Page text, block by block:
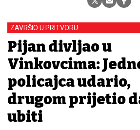
ZAVRŠIO U PRITVORU
Pijan divljao u
Vinkovcima:
policajca udario,
drugom prijetio
ubiti